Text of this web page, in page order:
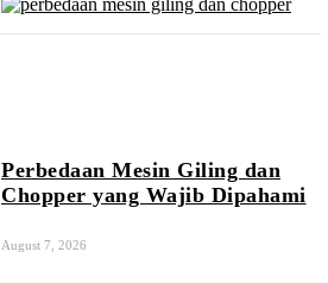
Perbedaan Mesin Giling dan
Chopper yang Wajib Dipahami
August 7, 2026